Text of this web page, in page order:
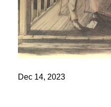
Dec 14, 2023